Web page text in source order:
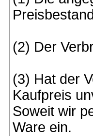
(2) Der
(3) Hat der
Kaufpreis
Soweit wir
Ware ein.